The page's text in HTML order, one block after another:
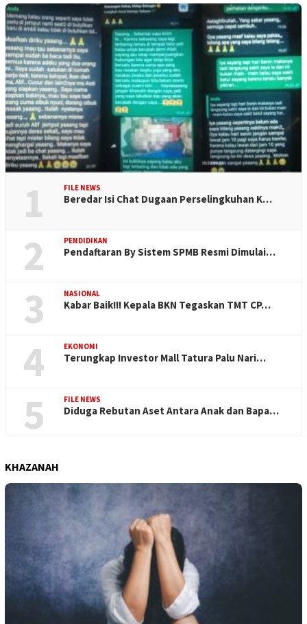
1 FILE NEWS
Beredar Isi Chat Dugaan Perselingkuhan K…
2 PENDIDIKAN
Pendaftaran By Sistem SPMB Resmi Dimulai…
3 NASIONAL
Kabar Baik!!! Kepala BKN Tegaskan TMT CP…
4 EKONOMI
Terungkap Investor Mall Tatura Palu Nari…
5 FILE NEWS
Diduga Rebutan Aset Antara Anak dan Bapa…
KHAZANAH